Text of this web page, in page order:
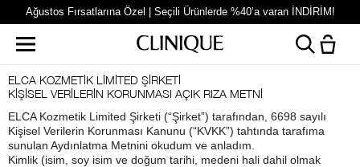
Ağustos Fırsatlarına Özel | Seçili Ürünlerde %40’a varan İNDİRİM!
ELCA KOZMETİK LİMİTED ŞİRKETİ
KİŞİSEL VERİLERİN KORUNMASI AÇIK RIZA METNİ
ELCA Kozmetik Limited Şirketi (“Şirket”) tarafından, 6698 sayılı
Kişisel Verilerin Korunması Kanunu (“KVKK”) tahtında tarafıma
sunulan Aydınlatma Metnini okudum ve anladım.
Kimlik (isim, soy isim ve doğum tarihi, medeni hali dahil olmak